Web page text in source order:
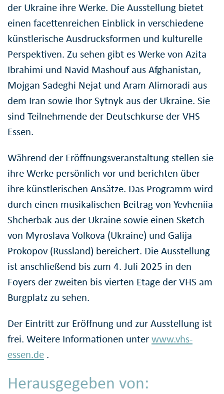
der Ukraine ihre Werke. Die Ausstellung bietet
einen facettenreichen Einblick in verschiedene
künstlerische Ausdrucksformen und kulturelle
Perspektiven. Zu sehen gibt es Werke von Azita
Ibrahimi und Navid Mashouf aus Afghanistan,
Mojgan Sadeghi Nejat und Aram Alimoradi aus
dem Iran sowie Ihor Sytnyk aus der Ukraine. Sie
sind Teilnehmende der Deutschkurse der VHS
Essen.
Während der Eröffnungsveranstaltung stellen sie
ihre Werke persönlich vor und berichten über
ihre künstlerischen Ansätze. Das Programm wird
durch einen musikalischen Beitrag von Yevheniia
Shcherbak aus der Ukraine sowie einen Sketch
von Myroslava Volkova (Ukraine) und Galija
Prokopov (Russland) bereichert. Die Ausstellung
ist anschließend bis zum 4. Juli 2025 in den
Foyers der zweiten bis vierten Etage der VHS am
Burgplatz zu sehen.
Der Eintritt zur Eröffnung und zur Ausstellung ist
frei. Weitere Informationen unterwww.vhs-
essen.de .
Herausgegeben von: